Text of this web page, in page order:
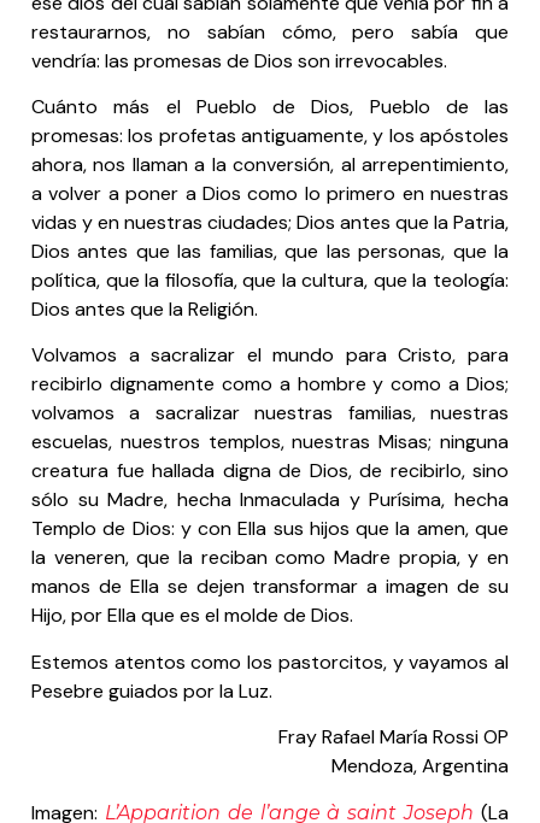
restaurarnos, no sabían cómo, pero sabía que
vendría: las promesas de Dios son irrevocables.
Cuánto más el Pueblo de Dios, Pueblo de las
promesas: los profetas antiguamente, y los apóstoles
ahora, nos llaman a la conversión, al arrepentimiento,
a volver a poner a Dios como lo primero en nuestras
vidas y en nuestras ciudades; Dios antes que la Patria,
Dios antes que las familias, que las personas, que la
política, que la filosofía, que la cultura, que la teología:
Dios antes que la Religión.
Volvamos a sacralizar el mundo para Cristo, para
recibirlo dignamente como a hombre y como a Dios;
volvamos a sacralizar nuestras familias, nuestras
escuelas, nuestros templos, nuestras Misas; ninguna
creatura fue hallada digna de Dios, de recibirlo, sino
sólo su Madre, hecha Inmaculada y Purísima, hecha
Templo de Dios: y con Ella sus hijos que la amen, que
la veneren, que la reciban como Madre propia, y en
manos de Ella se dejen transformar a imagen de su
Hijo, por Ella que es el molde de Dios.
Estemos atentos como los pastorcitos, y vayamos al
Pesebre guiados por la Luz.
Fray Rafael María Rossi OP
Mendoza, Argentina
Imagen: L’Apparition de l’ange à saint Joseph (La